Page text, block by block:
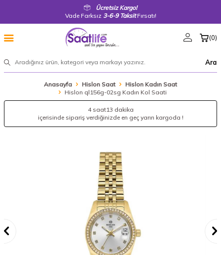
Ücretsiz Kargo!
Vade Farksız 3-6-9 TaksitFırsatı!
Ara
(0)
Anasayfa Hislon Saat
Hislon Kadın Saat
Hislon ql156g-02sg Kadın Kol Saati
4 saat13 dakika
içerisinde sipariş verdiğinizde en geç yarın kargoda !